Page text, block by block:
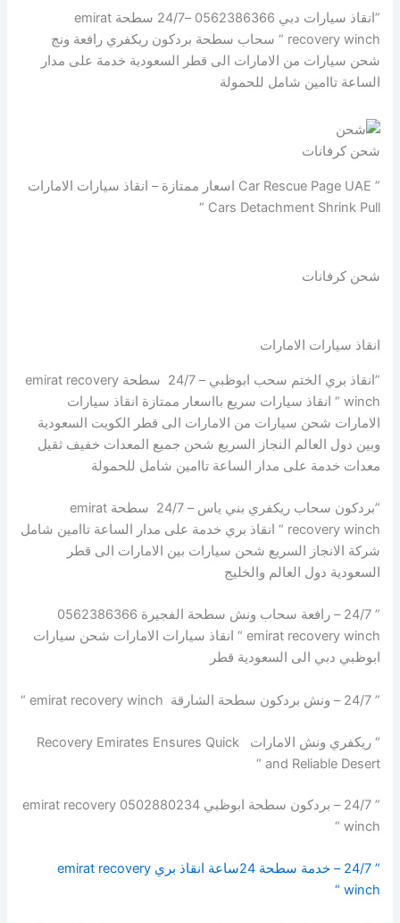
”انقاذ سيارات دبي 0562386366 –24/7 سطحة emirat
recovery winch “ سحاب سطحة بردكون ريكفري رافعة ونج
شحن سيارات من الامارات الى قطر السعودية خدمة على مدار
الساعة تاامين شامل للحمولة
شحن كرفانات
” Car Rescue Page UAE اسعار ممتازة – انقاذ سيارات الامارات
Cars Detachment Shrink Pull “
شحن كرفانات
انقاذ سيارات الامارات
”انقاذ بري الختم سحب ابوظبي – 24/7 سطحة emirat recovery
winch “ انقاذ سيارات سريع بااسعار ممتازة انقاذ سيارات
الامارات شحن سيارات من الامارات الى قطر الكويت السعودية
وبين دول العالم النجاز السريع شحن جميع المعدات خفيف ثقيل
معدات خدمة على مدار الساعة تاامين شامل للحمولة
”بردكون سحاب ريكفري بني ياس – 24/7 سطحة emirat
recovery winch “ انقاذ بري خدمة على مدار الساعة تاامين شامل
شركة الانجاز السريع شحن سيارات بين الامارات الى قطر
السعودية دول العالم والخليج
” 24/7 – رافعة سحاب ونش سطحة الفجيرة 0562386366
emirat recovery winch “ انقاذ سيارات الامارات شحن سيارات
ابوظبي دبي الى السعودية قطر
” 24/7 – ونش بردكون سطحة الشارقة emirat recovery winch “
“ ريكفري ونش الامارات Recovery Emirates Ensures Quick
and Reliable Desert “
” 24/7 – بردكون سطحة ابوظبي 0502880234 emirat recovery
winch “
” 24/7 – خدمة سطحة 24ساعة انقاذ بري emirat recovery
winch “